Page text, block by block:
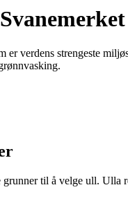
er verdens strengeste
til å velge ull. Ulla